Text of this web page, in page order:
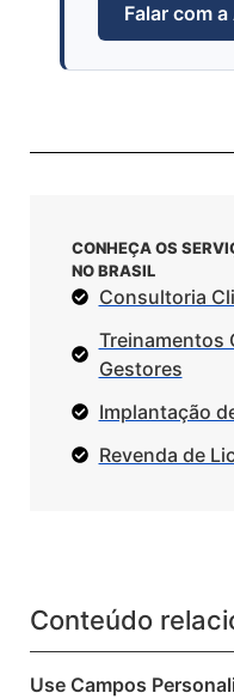
Falar com
CONHEÇA OS
NO BRASIL
Consultoria
Treinamentos
Gestores
Implantação
Revenda de
Conteúdo
Use Campos